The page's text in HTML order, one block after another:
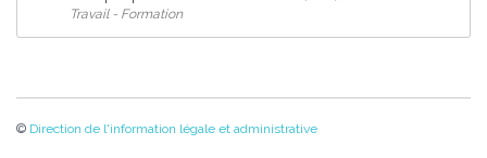
Travail - Formation
© Direction de l'information légale et administrative